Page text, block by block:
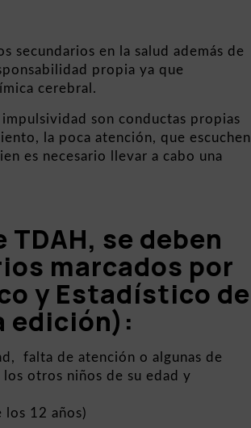
secundarios en la salud además de
propia ya que
cerebral.
son conductas propias
la poca atención, que escuchen
es necesario llevar a cabo una
se deben
marcados por
y Estadístico de
edición):
falta de atención o algunas de
otros niños de su edad y
los 12 años)